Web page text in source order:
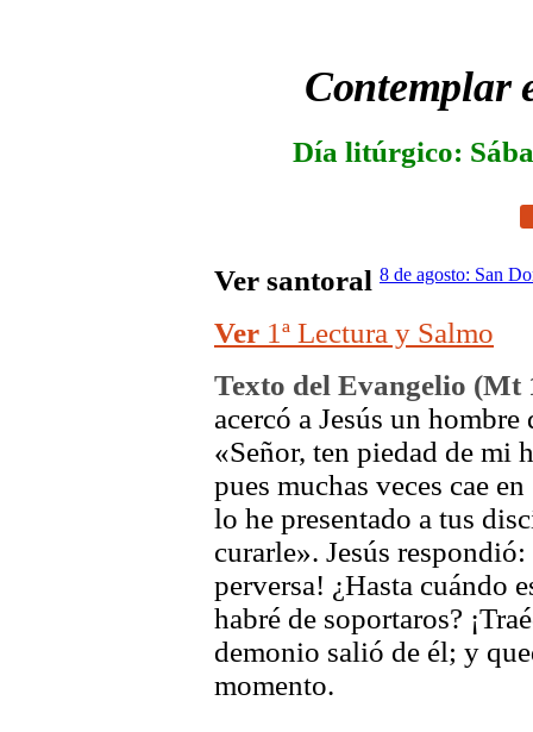
Contemplar
Día litúrgico:
Ver santoral 8 de agosto: San
Ver 1ª Lectura y Salmo
Texto del Evangelio (Mt
acercó a Jesús un
«Señor, ten piedad de mi
pues muchas veces cae
lo he presentado a tus
curarle». Jesús
perversa! ¿Hasta cuándo
habré de soportaros?
demonio salió de él; y
momento.